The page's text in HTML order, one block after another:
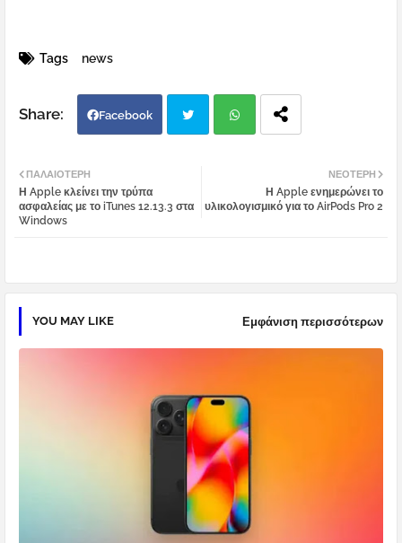
Tags news
Facebook
ΝΕΌΤΕΡΗ
Η Apple ενημερώνει το
υλικολογισμικό για το AirPods Pro 2
ΠΑΛΑΙΌΤΕΡΗ
Η Apple κλείνει την τρύπα
ασφαλείας με το iTunes 12.13.3 στα
Windows
YOU MAY LIKE Εμφάνιση περισσότερων